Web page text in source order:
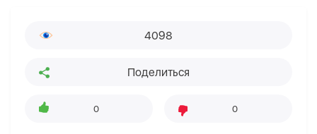
4098
Поделиться
0 0